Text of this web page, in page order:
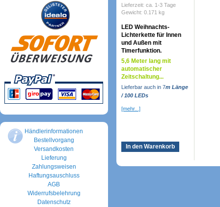
Lieferzeit: ca. 1-3 Tage
Gewicht: 0.171 kg
LED Weihnachts-
Lichterkette für Innen
und Außen mit
Timerfunktion.
5,6 Meter lang mit
automatischer
Zeitschaltung...
Lieferbar auch in 7m Länge
/ 100 LEDs
[mehr...]
In den Warenkorb
Händlerinformationen
Bestellvorgang
Versandkosten
Lieferung
Zahlungsweisen
Haftungsauschluss
AGB
Widerrufsbelehrung
Datenschutz